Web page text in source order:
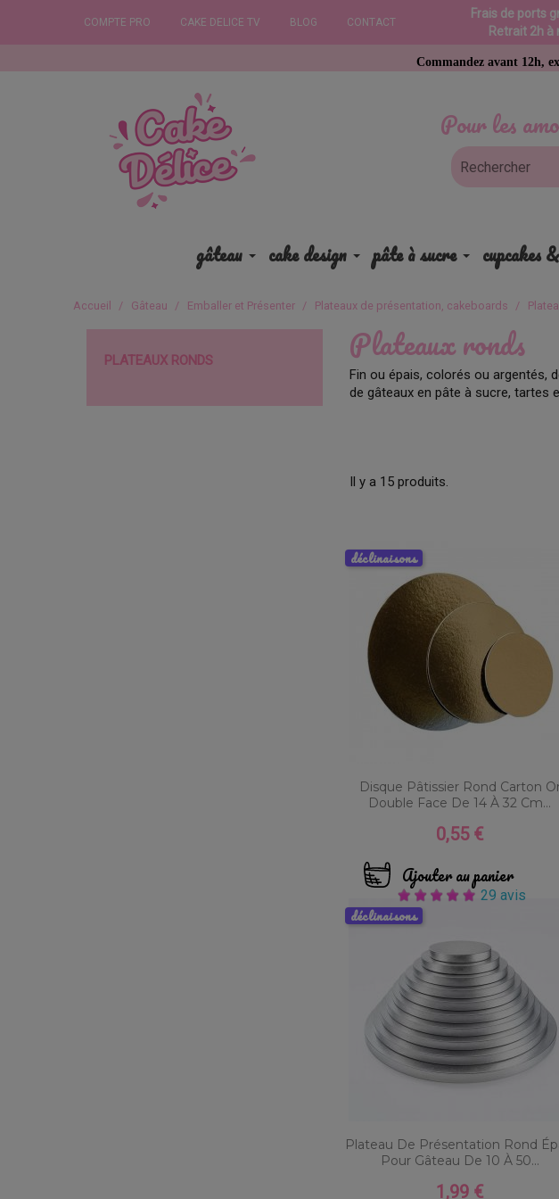
COMPTE PRO CAKE DELICE TV BLOG CONTACT
Frais de ports
Retrait 2h
Pour les
Commandez avant 12h,
gâteau cake design pâte à sucre cupcakes
Accueil Gâteau Emballer et Présenter Plateaux de présentation, cakeboards
PLATEAUX RONDS Plateaux ronds
Fin ou épais, colorés ou argentés,
de gâteaux en pâte à sucre, tartes
Il y a 15 produits.
Disque Pâtissier Rond Carton
Double Face De 14 À 32 Cm...
Prix
0,55 €
Ajouter au panier
29 avis
déclinaisons
Plateau De Présentation Rond
Pour Gâteau De 10 À 50...
Prix
1,99 €
déclinaisons